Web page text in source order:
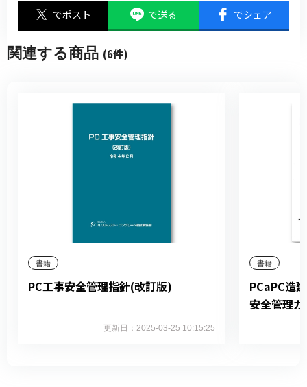
でポスト で送る でシェア
関連する商品 (6件)
書籍
PC工事安全管理指針(改訂版)
更新日：2025-03-25 10:15:25
書籍
PCaPC造
安全管理